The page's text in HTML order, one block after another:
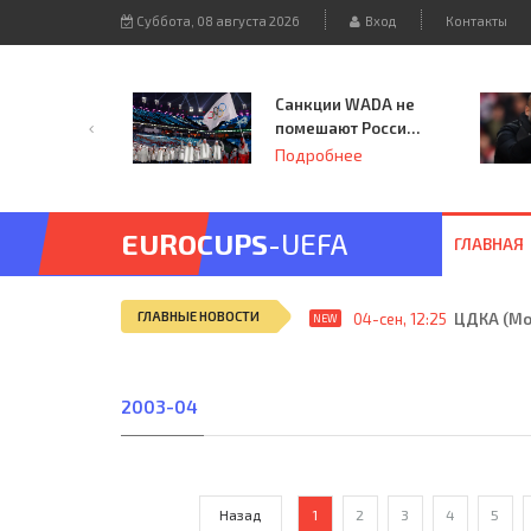
Суббота, 08 августа 2026 Вход Контакты
Санкции WADA не
помешают России
принять
Подробнее
EUROCUPS-UEFA ГЛАВНАЯ
ГЛАВНЫЕ НОВОСТИ NEW 04-сен, 12:25 ЦДКА
2003-04
Назад 1 2 3 4 5